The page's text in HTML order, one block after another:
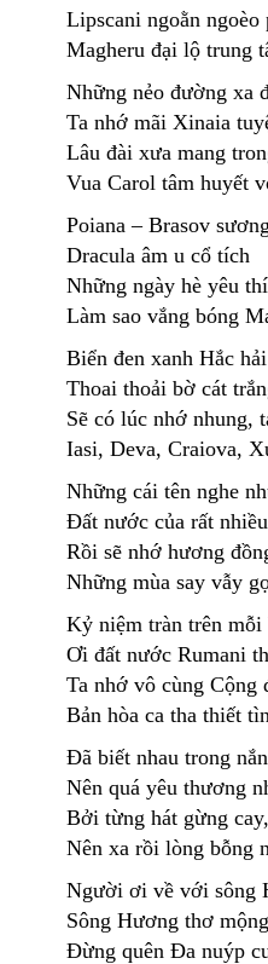
Lipscani ngoằn ngoèo
Magheru đại lộ trung
Những nẻo đường xa
Ta nhớ mãi Xinaia
Lâu đài xưa mang
Vua Carol tâm huyết
Poiana – Brasov
Dracula âm u cổ tích
Những ngày hè yêu
Làm sao vắng bóng
Biển đen xanh Hắc
Thoai thoải bờ cát
Sẽ có lúc nhớ nhung,
Iasi, Deva, Craiova,
Những cái tên nghe
Đất nước của rất
Rồi sẽ nhớ hương
Những mùa say vẫy
Kỷ niệm tràn trên mỗi
Ơi đất nước Rumani
Ta nhớ vô cùng Cộng
Bản hòa ca tha thiết
Đã biết nhau trong
Nên quá yêu thương
Bởi từng hát gừng
Nên xa rồi lòng bỗng
Người ơi về với sông
Sông Hương thơ
Đừng quên Đa nuýp